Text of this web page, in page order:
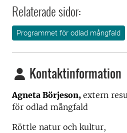
Relaterade sidor:
Programmet för odlad mångfald
Kontaktinformation
Agneta Börjeson, extern
för odlad mångfald
Röttle natur och kultur,